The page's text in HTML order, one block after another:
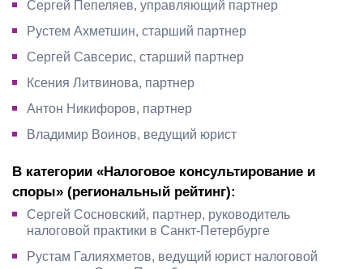
Сергей Пепеляев, управляющий партнер
Рустем Ахметшин, старший партнер
Сергей Савсерис, старший партнер
Ксения Литвинова, партнер
Антон Никифоров, партнер
Владимир Воинов, ведущий юрист
В категории «Налоговое консультирование и
споры» (региональный рейтинг):
Сергей Сосновский, партнер, руководитель
налоговой практики в Санкт-Петербурге
Рустам Галияхметов, ведущий юрист налоговой